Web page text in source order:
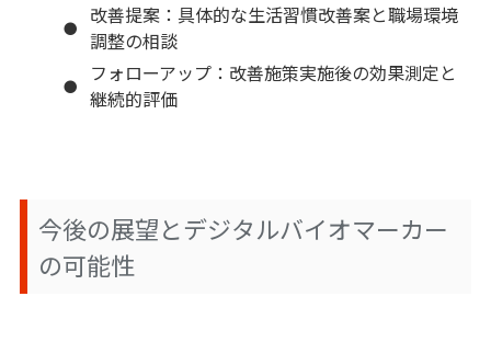
改善提案：具体的な生活習慣改善案と職場環境
調整の相談
フォローアップ：改善施策実施後の効果測定と
継続的評価
今後の展望とデジタルバイオマーカー
の可能性